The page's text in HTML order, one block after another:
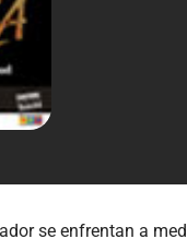
se enfrentan a